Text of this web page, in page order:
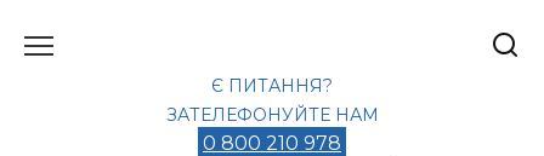
до
Є ПИТАННЯ?
ЗАТЕЛЕФОНУЙТЕ НАМ
0 800 210 978